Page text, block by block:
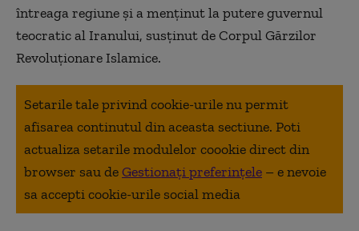
întreaga regiune şi a menţinut la putere guvernul
teocratic al Iranului, susţinut de Corpul Gărzilor
Revoluţionare Islamice.
Setarile tale privind cookie-urile nu permit
afisarea continutul din aceasta sectiune. Poti
actualiza setarile modulelor coookie direct din
browser sau deGestionați preferințele – e nevoie
sa accepti cookie-urile social media